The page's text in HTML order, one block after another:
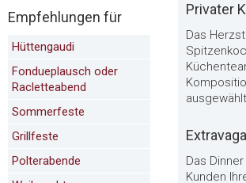
Empfehlungen für
Hüttengaudi
Fondueplausch oder
Racletteabend
Sommerfeste
Grillfeste
Polterabende
Privater
Das
Das
Kunden